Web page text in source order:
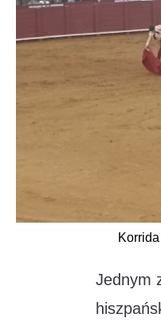
Jednym